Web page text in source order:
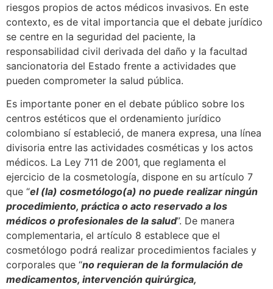
riesgos propios de actos médicos invasivos. En este
contexto, es de vital importancia que el debate jurídico
se centre en la seguridad del paciente, la
responsabilidad civil derivada del daño y la facultad
sancionatoria del Estado frente a actividades que
pueden comprometer la salud pública.
Es importante poner en el debate público sobre los
centros estéticos que el ordenamiento jurídico
colombiano sí estableció, de manera expresa, una línea
divisoria entre las actividades cosméticas y los actos
médicos. La Ley 711 de 2001, que reglamenta el
ejercicio de la cosmetología, dispone en su artículo 7
que “el (la) cosmetólogo(a) no puede realizar ningún
procedimiento, práctica o acto reservado a los
médicos o profesionales de la salud”. De manera
complementaria, el artículo 8 establece que el
cosmetólogo podrá realizar procedimientos faciales y
corporales que “no requieran de la formulación de
medicamentos, intervención quirúrgica,